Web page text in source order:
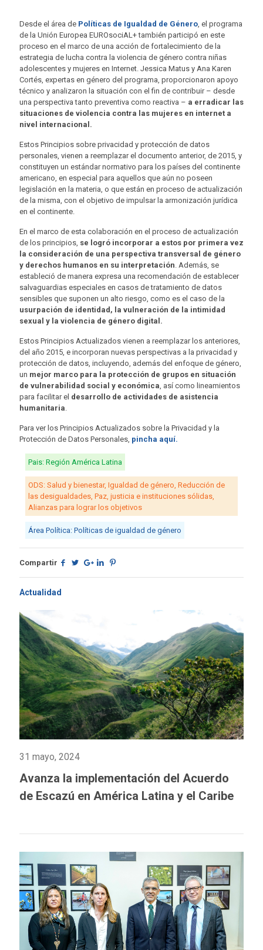
Desde el área de Políticas de Igualdad de Género , el programa
de la Unión Europea EUROsociAL+ también participó en este
proceso en el marco de una acción de fortalecimiento de la
estrategia de lucha contra la violencia de género contra niñas
adolescentes y mujeres en Internet. Jessica Matus y Ana Karen
Cortés, expertas en género del programa, proporcionaron apoyo
técnico y analizaron la situación con el fin de contribuir – desde
una perspectiva tanto preventiva como reactiva – a erradicar las
situaciones de violencia contra las mujeres en internet a
nivel internacional.
Estos Principios sobre privacidad y protección de datos
personales, vienen a reemplazar el documento anterior, de 2015, y
constituyen un estándar normativo para los países del continente
americano, en especial para aquellos que aún no poseen
legislación en la materia, o que están en proceso de actualización
de la misma, con el objetivo de impulsar la armonización jurídica
en el continente.
En el marco de esta colaboración en el proceso de actualización
de los principios, se logró incorporar a estos por primera vez
la consideración de una perspectiva transversal de género
y derechos humanos en su interpretación . Además, se
estableció de manera expresa una recomendación de establecer
salvaguardias especiales en casos de tratamiento de datos
sensibles que suponen un alto riesgo, como es el caso de la
usurpación de identidad, la vulneración de la intimidad
sexual y la violencia de género digital.
Estos Principios Actualizados vienen a reemplazar los anteriores,
del año 2015, e incorporan nuevas perspectivas a la privacidad y
protección de datos, incluyendo, además del enfoque de género,
un mejor marco para la protección de grupos en situación
de vulnerabilidad social y económica , así como lineamientos
para facilitar el desarrollo de actividades de asistencia
humanitaria
Para ver los Principios Actualizados sobre la Privacidad y la
Protección de Datos Personales, pincha aquí.
Pais: Región América Latina
ODS: Salud y bienestar, Igualdad de género, Reducción de
las desigualdades, Paz, justicia e instituciones sólidas,
Alianzas para lograr los objetivos
Área Política: Políticas de igualdad de género
Compartir
Actualidad
31 mayo, 2024
Avanza la implementación del Acuerdo
de Escazú en América Latina y el Caribe